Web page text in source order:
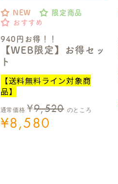
NEW
限定商品
おすすめ
940円お得！！
【WEB限定】お得セッ
ト
【送料無料ライン対象商
品】
通常価格 ¥9,520 のところ
¥8,580